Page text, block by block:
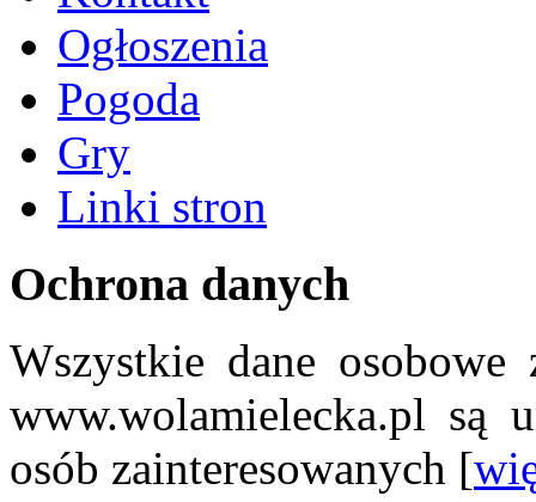
Ogłoszenia
Pogoda
Gry
Linki stron
Ochrona danych
Wszystkie dane osobowe
www.wolamielecka.pl są
osób zainteresowanych [